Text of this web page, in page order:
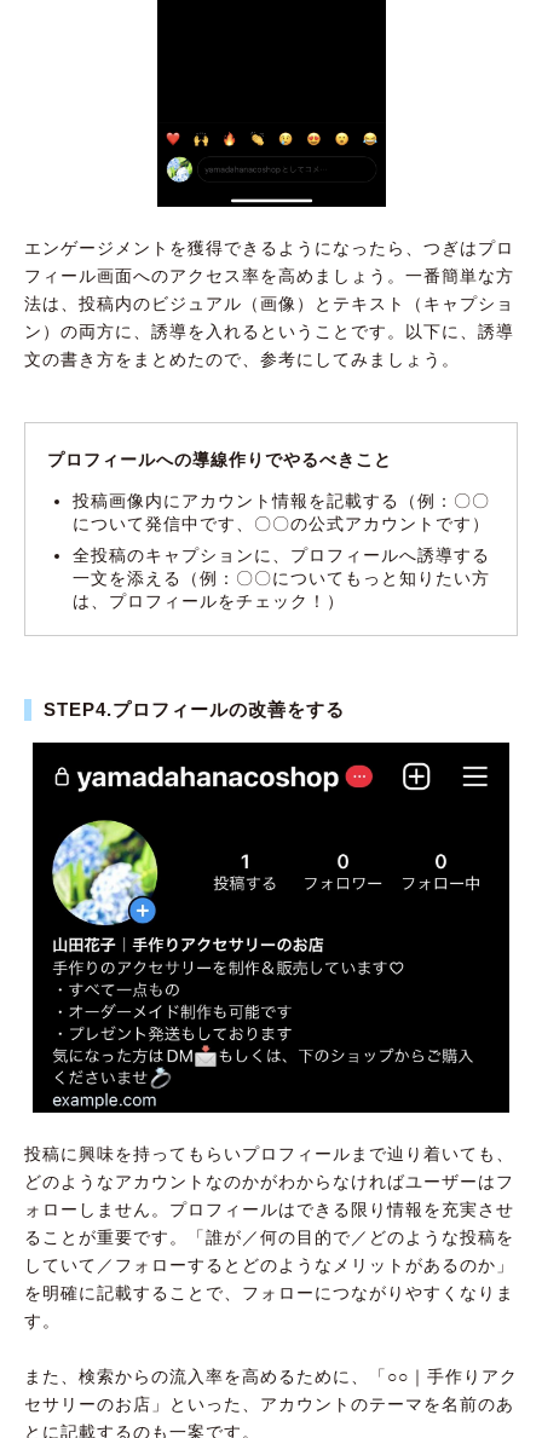
エンゲージメントを獲得できるようになったら、つぎはプロ
フィール画面へのアクセス率を高めましょう。一番簡単な方
法は、投稿内のビジュアル（画像）とテキスト（キャプショ
ン）の両方に、誘導を入れるということです。以下に、誘導
文の書き方をまとめたので、参考にしてみましょう。
プロフィールへの導線作りでやるべきこと
投稿画像内にアカウント情報を記載する（例：〇〇
について発信中です、〇〇の公式アカウントです）
全投稿のキャプションに、プロフィールへ誘導する
一文を添える（例：〇〇についてもっと知りたい方
は、プロフィールをチェック！）
STEP4.プロフィールの改善をする
投稿に興味を持ってもらいプロフィールまで辿り着いても、
どのようなアカウントなのかがわからなければユーザーはフ
ォローしません。プロフィールはできる限り情報を充実させ
ることが重要です。「誰が／何の目的で／どのような投稿を
していて／フォローするとどのようなメリットがあるのか」
を明確に記載することで、フォローにつながりやすくなりま
す。
また、検索からの流入率を高めるために、「○○｜手作りアク
セサリーのお店」といった、アカウントのテーマを名前のあ
とに記載するのも一案です。